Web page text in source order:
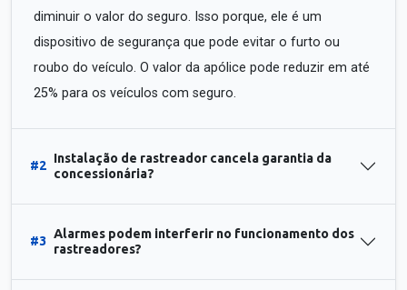
diminuir o valor do seguro. Isso porque, ele é um
dispositivo de segurança que pode evitar o furto ou
roubo do veículo. O valor da apólice pode reduzir em até
25% para os veículos com seguro.
#2
Instalação de rastreador cancela garantia da
concessionária?
#3
Alarmes podem interferir no funcionamento dos
rastreadores?